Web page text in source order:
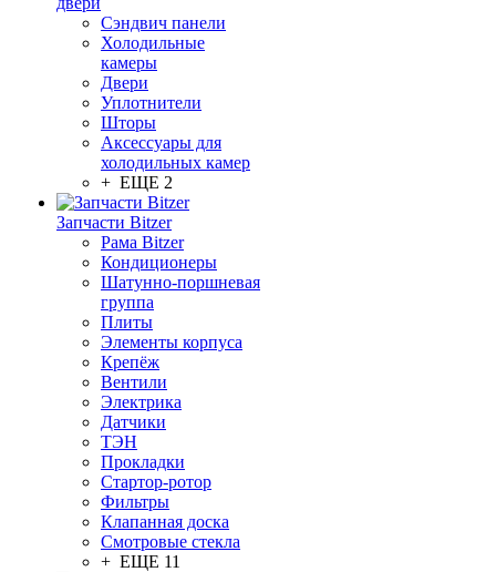
Сэндвич панели
Холодильные
камеры
Двери
Уплотнители
Шторы
Аксессуары для
холодильных камер
+ ЕЩЕ 2
Запчасти Bitzer
Рама Bitzer
Кондиционеры
Шатунно-поршневая
группа
Плиты
Элементы корпуса
Крепёж
Вентили
Электрика
Датчики
ТЭН
Прокладки
Стартор-ротор
Фильтры
Клапанная доска
Смотровые стекла
+ ЕЩЕ 11